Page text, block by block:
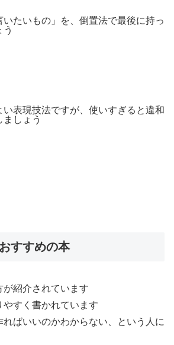
たいもの」を、倒置法で最後に持っ
表現技法ですが、使いすぎると違和
しょう
すすめの本
紹介されています
すく書かれています
ればいいのかわからない、という人に